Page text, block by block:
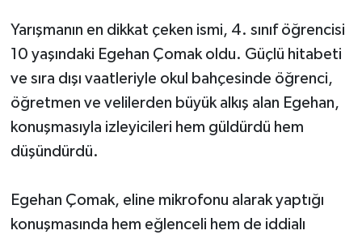
Yarışmanın en dikkat çeken ismi, 4. sınıf öğrencisi
10 yaşındaki Egehan Çomak oldu. Güçlü hitabeti
ve sıra dışı vaatleriyle okul bahçesinde öğrenci,
öğretmen ve velilerden büyük alkış alan Egehan,
konuşmasıyla izleyicileri hem güldürdü hem
düşündürdü.
Egehan Çomak, eline mikrofonu alarak yaptığı
konuşmasında hem eğlenceli hem de iddialı